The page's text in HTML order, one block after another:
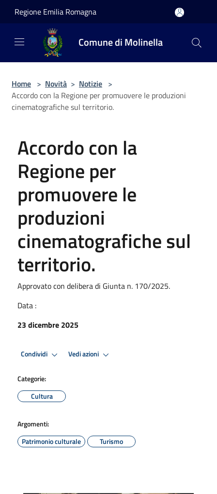
Regione Emilia Romagna
Comune di Molinella
Home > Novità > Notizie >
Accordo con la Regione per promuovere le produzioni
cinematografiche sul territorio.
Accordo con la
Regione per
promuovere le
produzioni
cinematografiche sul
territorio.
Approvato con delibera di Giunta n. 170/2025.
Data :
23 dicembre 2025
Condividi Vedi azioni
Categorie:
Cultura
Argomenti:
Patrimonio culturale
Turismo